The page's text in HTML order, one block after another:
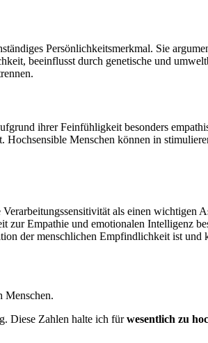
Persönlichkeitsmerkmal. Sie
beeinflusst durch genetische und
ihrer Feinfühligkeit besonders
Menschen können in
als einen wichtigen
zur Empathie und emotionalen Intelligenz
der menschlichen Empfindlichkeit ist und
Menschen.
Diese Zahlen halte ich fürwesentlich zu